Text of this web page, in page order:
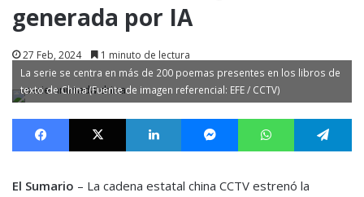
generada por IA
27 Feb, 2024 1 minuto de lectura
La serie se centra en más de 200 poemas presentes en los libros de
texto de China (Fuente de imagen referencial: EFE / CCTV)
Facebook X LinkedIn MessengerWhatsApp
El Sumario – La cadena estatal china CCTV estrenó la